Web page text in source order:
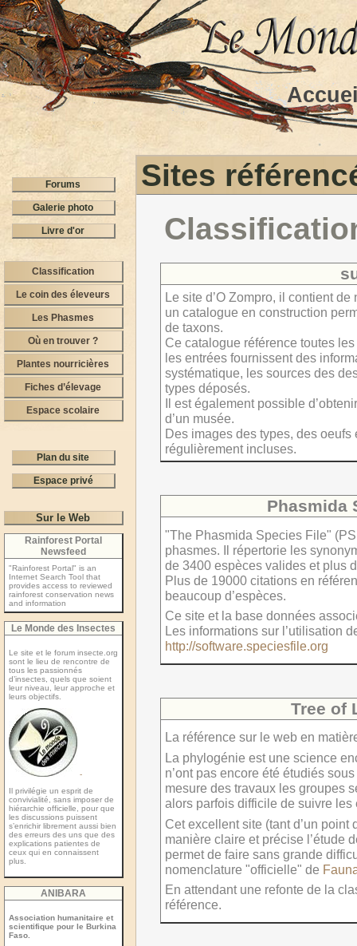
Forums
Galerie photo
Livre d'or
Classification
Le coin des éleveurs
Les Phasmes
Où en trouver ?
Plantes nourricières
Fiches d’élevage
Espace scolaire
Plan du site
Espace privé
Sur le Web
Rainforest Portal
Newsfeed
"Rainforest Portal" is an
Internet Search Tool that
provides access to reviewed
rainforest conservation news
and information
Le Monde des Insectes
Le site et le forum insecte.org
sont le lieu de rencontre de
tous les passionnés
d’insectes, quels que soient
leur niveau, leur approche et
leurs objectifs.
-
Il privilégie un esprit de
convivialité, sans imposer de
hiérarchie officielle, pour que
les discussions puissent
s’enrichir librement aussi bien
des erreurs des uns que des
explications patientes de
ceux qui en connaissent
plus.
ANIBARA
Association humanitaire et
scientifique pour le Burkina
Faso.
Sites
Le site d’O Zompro, il contient
un catalogue en construction
de taxons.
Ce catalogue référence toutes
les entrées fournissent des
systématique, les sources des
types déposés.
Il est également possible
d’un musée.
Des images des types, des
régulièrement incluses.
Phasmida
"The Phasmida Species File"
phasmes. Il répertorie les
de 3400 espèces valides et plus
Plus de 19000 citations en
beaucoup d’espèces.
Ce site et la base données
Les informations sur l’utilisation
http://software.speciesfile.org
Tree of
La référence sur le web en
La phylogénie est une science
n’ont pas encore été étudiés
mesure des travaux les groupes
alors parfois difficile de suivre les
Cet excellent site (tant d’un point
manière claire et précise l’étude
permet de faire sans grande
nomenclature "officielle" de
En attendant une refonte de la
référence.